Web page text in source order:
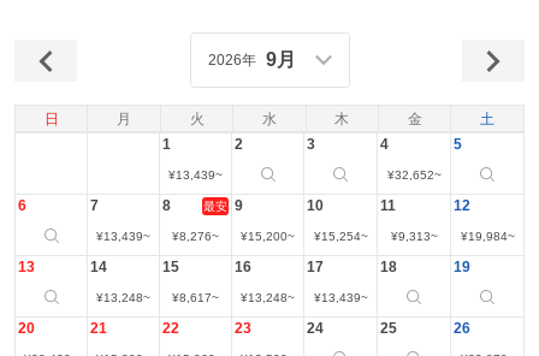
日 月 火 水 木 金 土
2026年 9月
1
¥13,439~
2 3 4
¥32,652~
5
6 7
¥13,439~
8 最安
¥8,276~
9
¥15,200~
10
¥15,254~
11
¥9,313~
12
¥19,984~
13 14
¥13,248~
15
¥8,617~
16
¥13,248~
17
¥13,439~
18 19
20 21 22 23 24 25 26